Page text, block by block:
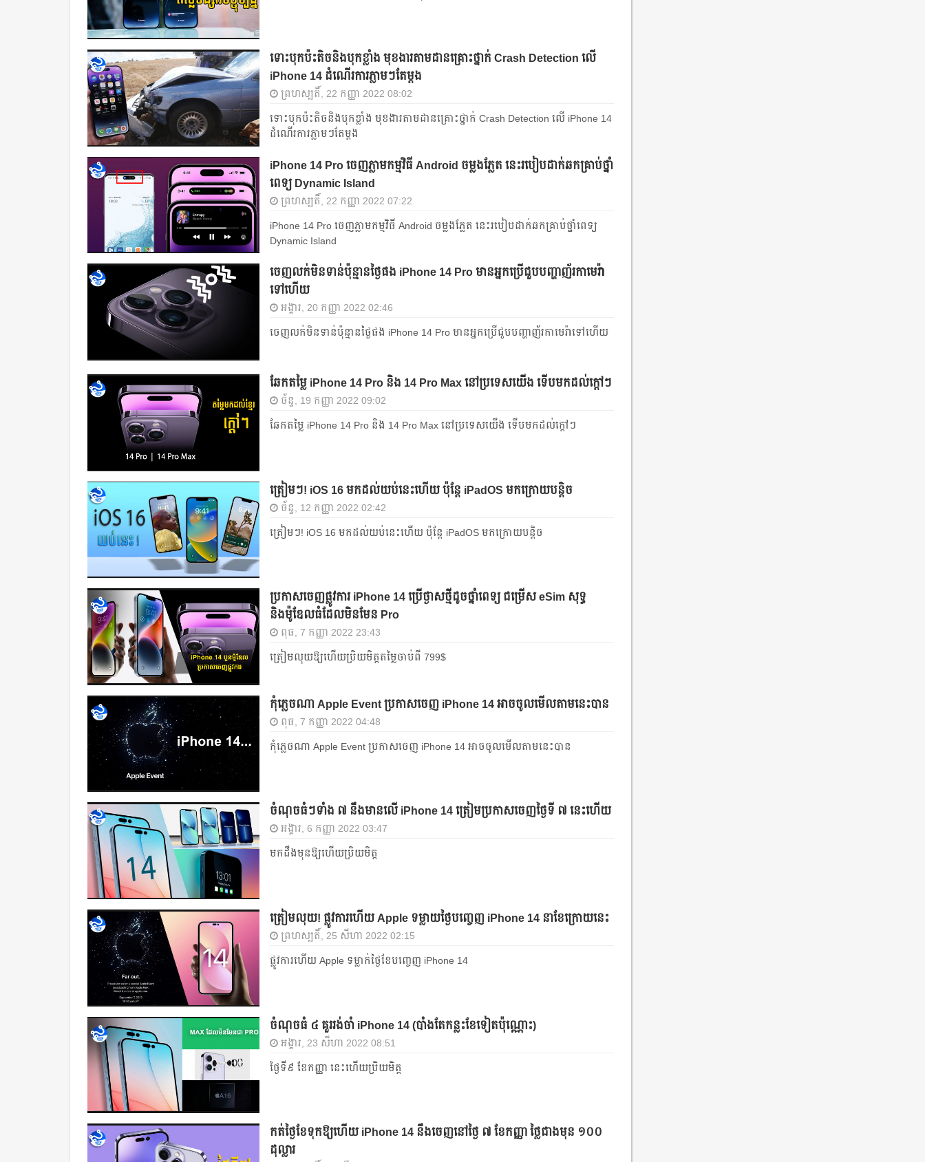
ទោះបុកប៉ះតិចនិងបុកខ្លាំង មុខងារតាមដានគ្រោះថ្នាក់ Crash Detection លើ
iPhone 14 ដំណើរការភ្លាមៗតែម្ដង
ព្រហស្បតិ៍, 22 កញ្ញា 2022 08:02
ទោះបុកប៉ះតិចនិងបុកខ្លាំង មុខងារតាមដានគ្រោះថ្នាក់ Crash Detection លើ iPhone 14
ដំណើរការភ្លាមៗតែម្ដង
iPhone 14 Pro ចេញភ្លាមកម្មវិធី Android ចម្លងភ្លែត នេះរបៀបដាក់ឆកគ្រាប់ថ្នាំ
ពេទ្យ Dynamic Island
ព្រហស្បតិ៍, 22 កញ្ញា 2022 07:22
iPhone 14 Pro ចេញភ្លាមកម្មវិធី Android ចម្លងភ្លែត នេះរបៀបដាក់ឆកគ្រាប់ថ្នាំពេទ្យ
Dynamic Island
ចេញលក់មិនទាន់ប៉ុន្មានថ្ងៃផង iPhone 14 Pro មានអ្នកប្រើជួបបញ្ហាញ័រកាមេរ៉ា
ទៅហើយ
អង្គារ, 20 កញ្ញា 2022 02:46
ចេញលក់មិនទាន់ប៉ុន្មានថ្ងៃផង iPhone 14 Pro មានអ្នកប្រើជួបបញ្ហាញ័រកាមេរ៉ាទៅហើយ
ឆែកតម្លៃ iPhone 14 Pro និង 14 Pro Max នៅប្រទេសយើង ទើបមកដល់ក្ដៅៗ
ច័ន្ទ, 19 កញ្ញា 2022 09:02
ឆែកតម្លៃ iPhone 14 Pro និង 14 Pro Max នៅប្រទេសយើង ទើបមកដល់ក្ដៅៗ
ត្រៀមៗ! iOS 16 មកដល់យប់នេះហើយ ប៉ុន្ដែ iPadOS មកក្រោយបន្តិច
ច័ន្ទ, 12 កញ្ញា 2022 02:42
ត្រៀមៗ! iOS 16 មកដល់យប់នេះហើយ ប៉ុន្ដែ iPadOS មកក្រោយបន្តិច
ប្រកាសចេញផ្លូវការ iPhone 14 ប្រើថ្ងាសថ្មីដូចថ្នាំពេទ្យ ជម្រើស eSim សុទ្ធ
និងម៉ូឌែលធំដែលមិនមែន Pro
ពុធ, 7 កញ្ញា 2022 23:43
ត្រៀមលុយឱ្យហើយប្រិយមិត្តតម្លៃចាប់ពី 799$
កុំភ្លេចណា Apple Event ប្រកាសចេញ iPhone 14 អាចចូលមើលតាមនេះបាន
ពុធ, 7 កញ្ញា 2022 04:48
កុំភ្លេចណា Apple Event ប្រកាសចេញ iPhone 14 អាចចូលមើលតាមនេះបាន
ចំណុចធំៗទាំង ៧ នឹងមានលើ iPhone 14 ត្រៀមប្រកាសចេញថ្ងៃទី ៧ នេះហើយ
អង្គារ, 6 កញ្ញា 2022 03:47
មកដឹងមុនឱ្យហើយប្រិយមិត្ត
ត្រៀមលុយ! ផ្លូវការហើយ Apple ទម្លាយថ្ងៃបញ្ចេញ iPhone 14 នាខែក្រោយនេះ
ព្រហស្បតិ៍, 25 សីហា 2022 02:15
ផ្លូវការហើយ Apple ទម្លាក់ថ្ងៃខែបញ្ចេញ iPhone 14
ចំណុចធំ ៤ គួររង់ចាំ iPhone 14 (បាំងតែកន្លះខែទៀតប៉ុណ្ណោះ)
អង្គារ, 23 សីហា 2022 08:51
ថ្ងៃទី៩ ខែកញ្ញា នេះហើយប្រិយមិត្ត
កត់ថ្ងៃខែទុកឱ្យហើយ iPhone 14 នឹងចេញនៅថ្ងៃ ៧ ខែកញ្ញា ថ្លៃជាងមុន ១០០
ដុល្លារ